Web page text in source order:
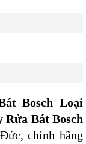
Bosch Loại
Rửa Bát Bosch
chính hãng